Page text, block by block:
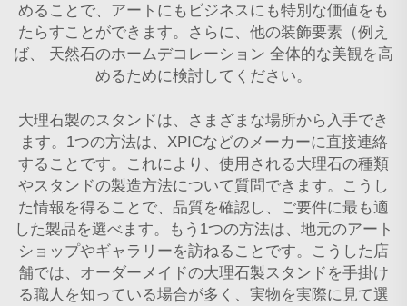
めることで、アートにもビジネスにも特別な価値をも
たらすことができます。さらに、他の装飾要素（例え
ば、 天然石のホームデコレーション 全体的な美観を高
めるために検討してください。
大理石製のスタンドは、さまざまな場所から入手でき
ます。1つの方法は、XPICなどのメーカーに直接連絡
することです。これにより、使用される大理石の種類
やスタンドの製造方法について質問できます。こうし
た情報を得ることで、品質を確認し、ご要件に最も適
した製品を選べます。もう1つの方法は、地元のアート
ショップやギャラリーを訪ねることです。こうした店
舗では、オーダーメイドの大理石製スタンドを手掛け
る職人を知っている場合が多く、実物を実際に見て選